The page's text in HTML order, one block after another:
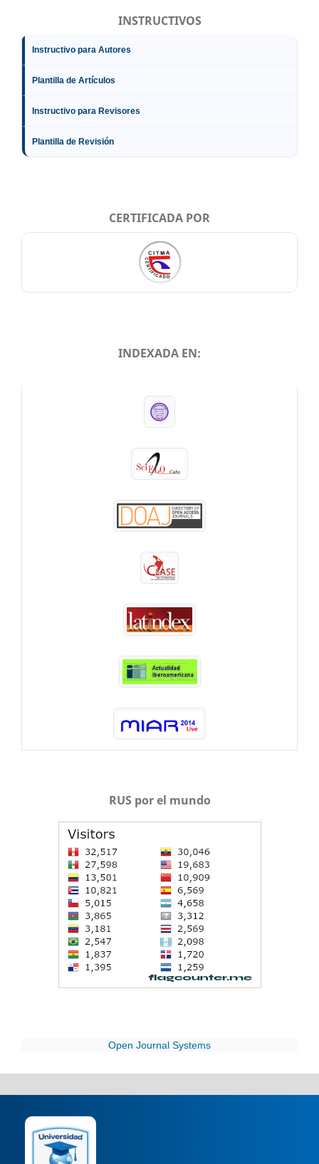
INSTRUCTIVOS
Instructivo para Autores
Plantilla de Artículos
Instructivo para Revisores
Plantilla de Revisión
CERTIFICADA POR
INDEXADA EN:
RUS por el mundo
Open Journal Systems